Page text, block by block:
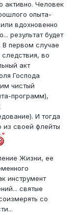
активно. Человек
опыта-
вдохновенно
результат будет
В первом случае
следствия, во
акт
Господа
чистый
программ),
И тогда
своей флейты
Жизни, ее
инструмент
святые
со